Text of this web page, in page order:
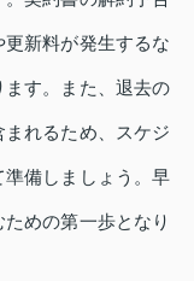
新料が発生するな
す。また、退去の
れるため、スケジ
準備しましょう。早
めの第一歩となり